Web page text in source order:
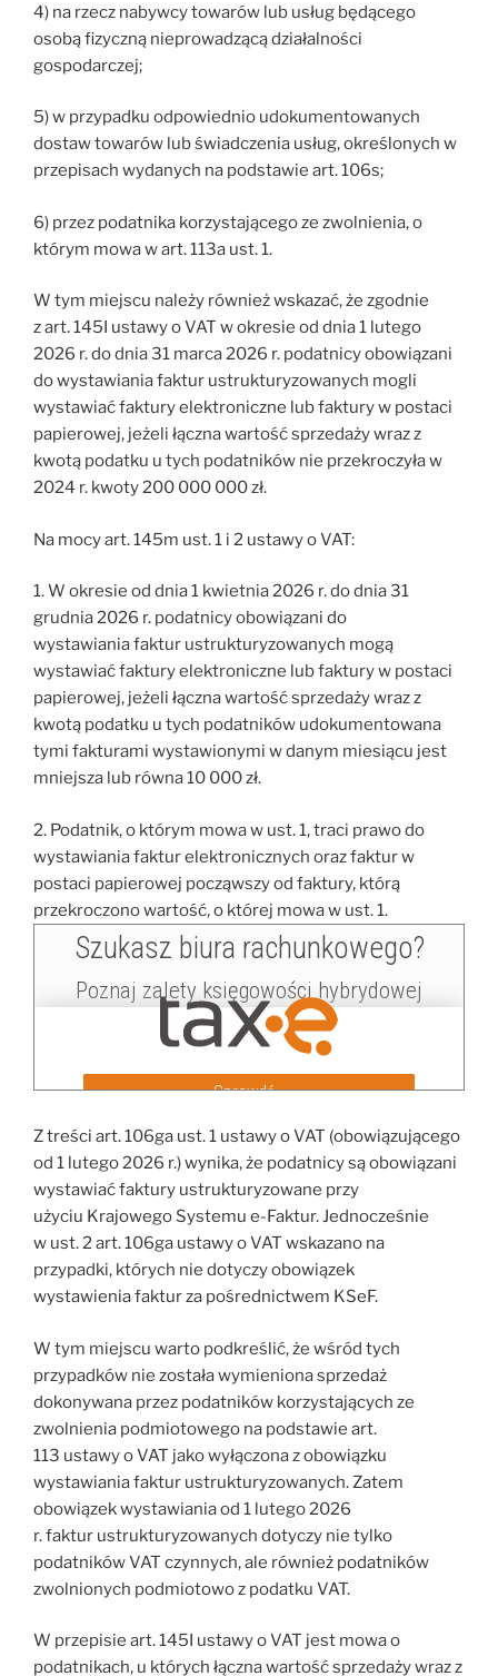
4) na rzecz nabywcy towarów lub usług będącego
osobą fizyczną nieprowadzącą działalności
gospodarczej;
5) w przypadku odpowiednio udokumentowanych
dostaw towarów lub świadczenia usług, określonych w
przepisach wydanych na podstawie art. 106s;
6) przez podatnika korzystającego ze zwolnienia, o
którym mowa w art. 113a ust. 1.
W tym miejscu należy również wskazać, że zgodnie
z art. 145I ustawy o VAT w okresie od dnia 1 lutego
2026 r. do dnia 31 marca 2026 r. podatnicy obowiązani
do wystawiania faktur ustrukturyzowanych mogli
wystawiać faktury elektroniczne lub faktury w postaci
papierowej, jeżeli łączna wartość sprzedaży wraz z
kwotą podatku u tych podatników nie przekroczyła w
2024 r. kwoty 200 000 000 zł.
Na mocy art. 145m ust. 1 i 2 ustawy o VAT:
1. W okresie od dnia 1 kwietnia 2026 r. do dnia 31
grudnia 2026 r. podatnicy obowiązani do
wystawiania faktur ustrukturyzowanych mogą
wystawiać faktury elektroniczne lub faktury w postaci
papierowej, jeżeli łączna wartość sprzedaży wraz z
kwotą podatku u tych podatników udokumentowana
tymi fakturami wystawionymi w danym miesiącu jest
mniejsza lub równa 10 000 zł.
2. Podatnik, o którym mowa w ust. 1, traci prawo do
wystawiania faktur elektronicznych oraz faktur w
postaci papierowej począwszy od faktury, którą
przekroczono wartość, o której mowa w ust. 1.
Z treści art. 106ga ust. 1 ustawy o VAT (obowiązującego
od 1 lutego 2026 r.) wynika, że podatnicy są obowiązani
wystawiać faktury ustrukturyzowane przy
użyciu Krajowego Systemu e-Faktur. Jednocześnie
w ust. 2 art. 106ga ustawy o VAT wskazano na
przypadki, których nie dotyczy obowiązek
wystawienia faktur za pośrednictwem KSeF.
W tym miejscu warto podkreślić, że wśród tych
przypadków nie została wymieniona sprzedaż
dokonywana przez podatników korzystających ze
zwolnienia podmiotowego na podstawie art.
113 ustawy o VAT jako wyłączona z obowiązku
wystawiania faktur ustrukturyzowanych. Zatem
obowiązek wystawiania od 1 lutego 2026
r. faktur ustrukturyzowanych dotyczy nie tylko
podatników VAT czynnych, ale również podatników
zwolnionych podmiotowo z podatku VAT.
W przepisie art. 145I ustawy o VAT jest mowa o
podatnikach, u których łączna wartość sprzedaży wraz z